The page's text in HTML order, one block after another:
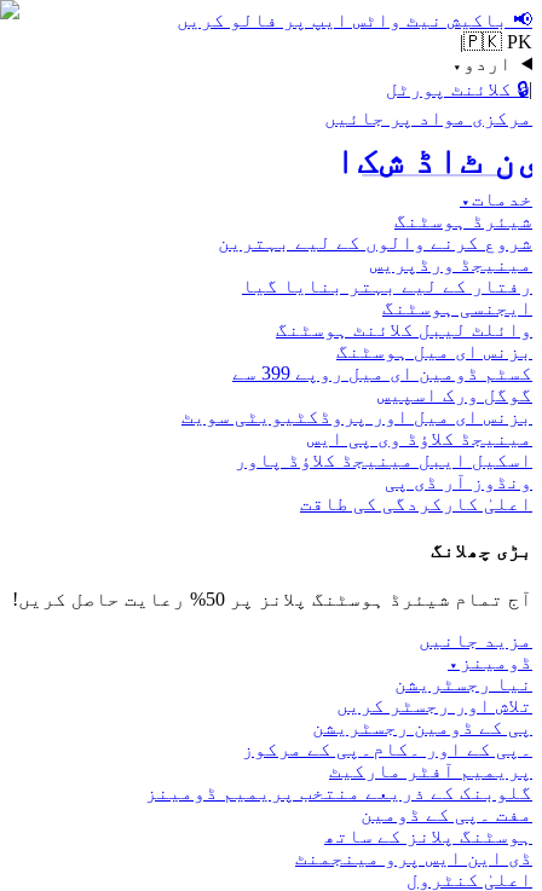
📢 باکیش نیٹ واٹس ایپ پر فالو کریں
🇵🇰 PK
|
اردو ▾
|
🔒 کلائنٹ پورٹل
مرکزی مواد پر جائیں
ڈاٹ نیٹ
خدمات▾
شیئرڈ ہوسٹنگ
شروع کرنے والوں کے لیے بہترین
مینیجڈ ورڈپریس
رفتار کے لیے بہتر بنایا گیا
ایجنسی ہوسٹنگ
وائلٹ لیبل کلائنٹ ہوسٹنگ
بزنس ای میل ہوسٹنگ
کسٹم ڈومین ای میل روپے 399 سے
گوگل ورک اسپیس
بزنس ای میل اور پروڈکٹیویٹی سویٹ
مینیجڈ کلاؤڈ وی پی ایس
اسکیل ایبل مینیجڈ کلاؤڈ پاور
ونڈوز آر ڈی پی
اعلیٰ کارکردگی کی طاقت
بڑی چھلانگ
آج تمام شیئرڈ ہوسٹنگ پلانز پر 50% رعایت حاصل کریں!
مزید جانیں
ڈومینز ▾
نیا رجسٹریشن
تلاش اور رجسٹر کریں
پی کے ڈومین رجسٹریشن
۔پی کے اور ۔کام۔پی کے مرکوز
پریمیم آفٹر مارکیٹ
گلوبنک کے ذریعے منتخب پریمیم ڈومینز
مفت ۔پی کے ڈومین
ہوسٹنگ پلانز کے ساتھ
ڈی این ایس پرو مینجمنٹ
اعلیٰ کنٹرول